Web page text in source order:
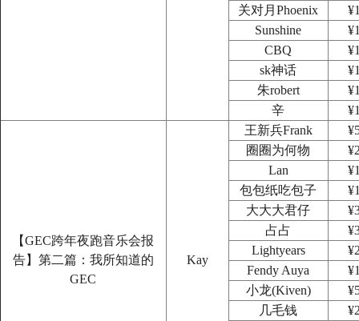
关对月Phoenix
Sunshine
CBQ
sk神话
朱robert
辛
【GEC跨年夜跑音乐会报
告】第二篇：我所知道的
GEC
Kay
王新兵Frank
圈圈为何物
Lan
包包纸吃包子
大大大君仔
占占
Lightyears
Fendy Auya
小龙(Kiven)
几毛钱